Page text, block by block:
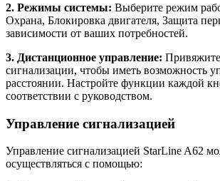
2. Режимы системы: Выберите режим
Охрана, Блокировка двигателя, Защита
зависимости от ваших потребностей.
3. Дистанционное управление:
сигнализации, чтобы иметь возможность
расстоянии. Настройте функции каждой
соответствии с руководством.
Управление сигнализацией
Управление сигнализацией StarLine A62
осуществляться с помощью: